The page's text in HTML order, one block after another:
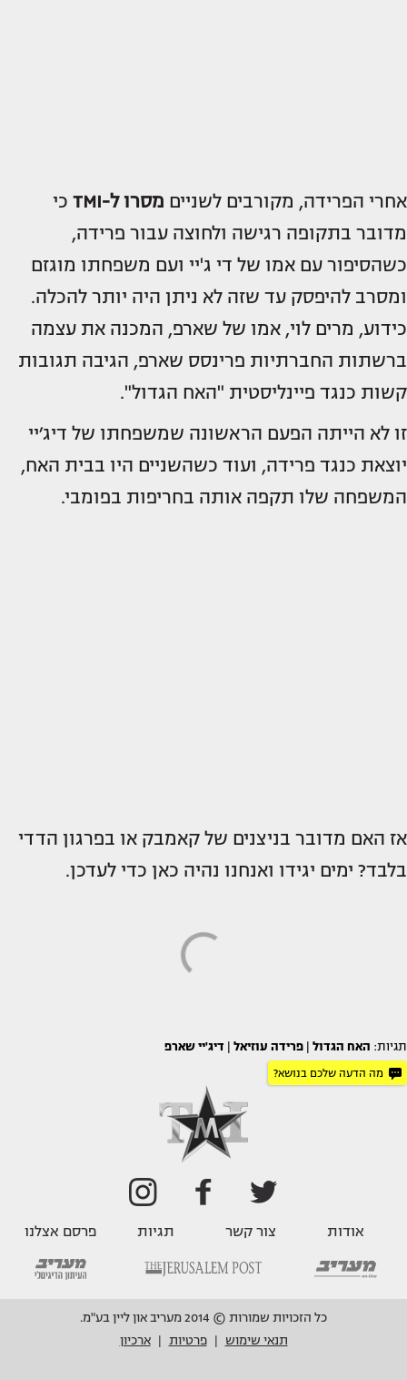
אחרי הפרידה, מקורבים לשניים מסרו ל-TMI
כי
מדובר בתקופה רגישה ולחוצה עבור פרידה,
כשהסיפור עם אמו של די ג'יי ועם משפחתו מוגזם
ומסרב להיפסק עד שזה לא ניתן היה יותר להכלה.
כידוע, מרים לוי, אמו של שארפ, המכנה את עצמה
ברשתות החברתיות פרינסס שארפ, הגיבה תגובות
קשות כנגד פיינליסטית "האח הגדול".
זו לא הייתה הפעם הראשונה שמשפחתו של דיג׳יי
יוצאת כנגד פרידה, ועוד כשהשניים היו בבית האח,
המשפחה שלו תקפה אותה בחריפות בפומבי.
אז האם מדובר בניצנים של קאמבק או בפרגון הדדי
בלבד? ימים יגידו ואנחנו נהיה כאן כדי לעדכן.
תגיות: האח הגדול פרידה עוזיאל דיג'יי שארפ
מה הדעה שלכם בנושא?
אודות צור קשר תגיות פרסם אצלנו
כל הזכויות שמורות © 2014 מעריב און ליין בע"מ.
תנאי שימוש
פרטיות ארכיון